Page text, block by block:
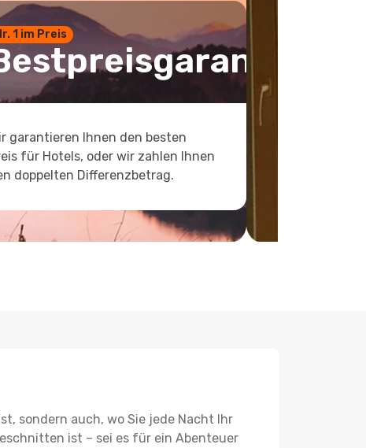
1 im Preis
garantieren Ihnen den besten
für Hotels, oder wir zahlen Ihnen
doppelten Differenzbetrag.
sondern auch, wo Sie jede Nacht Ihr
ist – sei es für ein Abenteuer